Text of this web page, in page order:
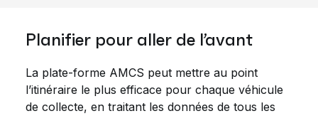
Planifier pour aller de l’avant
La plate-forme AMCS peut mettre au point
l’itinéraire le plus efficace pour chaque véhicule
de collecte, en traitant les données de tous les